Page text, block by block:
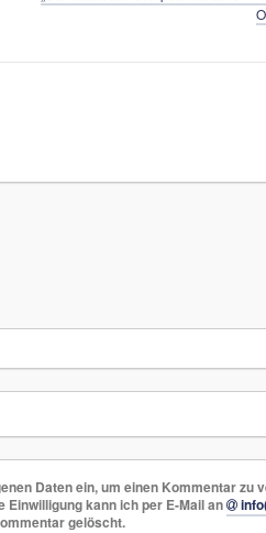
Daten ein, um einen Kommentar zu
Einwilligung kann ich per E-Mail an
gelöscht.